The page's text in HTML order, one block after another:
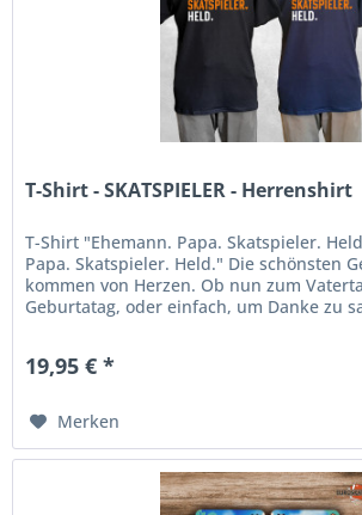
T-Shirt - SKATSPIELER - Herrenshirt
T-Shirt "Ehemann. Papa. Skatspieler.
Papa. Skatspieler. Held." Die schönsten
kommen von Herzen. Ob nun zum
Geburtatag, oder einfach, um Danke zu
19,95 € *
Merken